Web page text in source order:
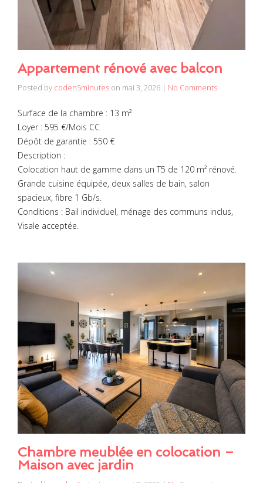
Appartement rénové avec balcon
Posted by coden5minutes on mai 3, 2026 | No Comments
Surface de la chambre : 13 m²
Loyer : 595 €/Mois CC
Dépôt de garantie : 550 €
Description :
Colocation haut de gamme dans un T5 de 120 m² rénové.
Grande cuisine équipée, deux salles de bain, salon
spacieux, fibre 1 Gb/s.
Conditions : Bail individuel, ménage des communs inclus,
Visale acceptée.
Chambre meublée en colocation –
Maison avec jardin